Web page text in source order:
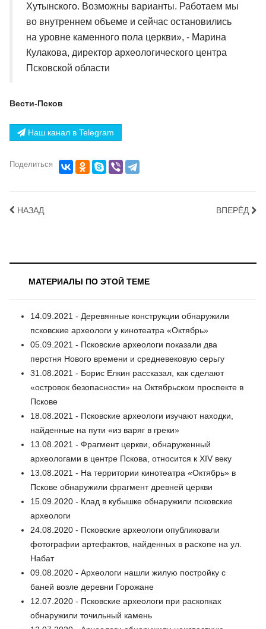
Хутынского. Возможны варианты. Работаем мы
во внутреннем объеме и сейчас остановились
на уровне каменного пола церкви», - Марина
Кулакова, директор археологического центра
Псковской области
Вести-Псков
Наш канал в Telegram
Поделиться
НАЗАД ВПЕРЁД
МАТЕРИАЛЫ ПО ЭТОЙ ТЕМЕ
14.09.2021 - Деревянные конструкции обнаружили
псковские археологи у кинотеатра «Октябрь»
05.09.2021 - Псковские археологи показали два
перстня Нового времени и средневековую серьгу
31.08.2021 - Борис Елкин рассказал, как сделают
«островок безопасности» на Октябрьском проспекте в
Пскове
18.08.2021 - Псковские археологи изучают находки,
найденные на пути «из варяг в греки»
13.08.2021 - Фрагмент церкви, обнаруженный
археологами в центре Пскова, относится к XIV веку
13.08.2021 - На территории кинотеатра «Октябрь» в
Пскове обнаружили фрагмент древней церкви
15.09.2020 - Клад в кубышке обнаружили псковские
археологи
24.08.2020 - Псковские археологи опубликовали
фотографии артефактов, найденных в раскопе на ул.
Набат
09.08.2020 - Археологи нашли жилую постройку с
баней возле деревни Горожане
12.07.2020 - Псковские археологи при раскопках
обнаружили точильный камень